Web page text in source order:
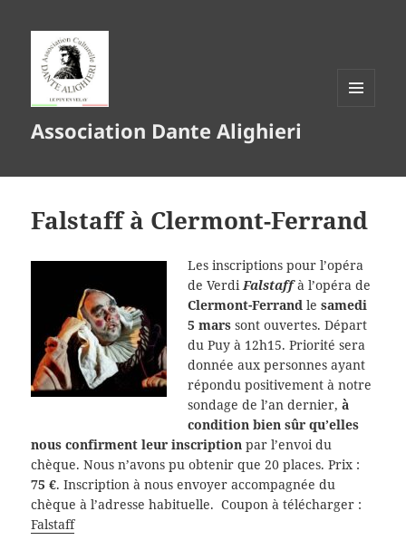
Association Dante Alighieri
Falstaff à Clermont-Ferrand
Les inscriptions pour l’opéra
de VerdiFalstaffà l’opéra de
Clermont-Ferrandle samedi
5 mars sont ouvertes. Départ
du Puy à 12h15. Priorité sera
donnée aux personnes ayant
répondu positivement à notre
sondage de l’an dernier, à
condition bien sûr qu’elles
nous confirment leur inscription par l’envoi du
chèque. Nous n’avons pu obtenir que 20 places. Prix :
75 €. Inscription à nous envoyer accompagnée du
chèque à l’adresse habituelle. Coupon à télécharger :
Falstaff